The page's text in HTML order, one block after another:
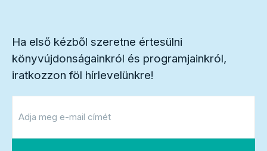
Ha első kézből szeretne értesülni
könyvújdonságainkról és programjainkról,
iratkozzon föl hírlevelünkre!